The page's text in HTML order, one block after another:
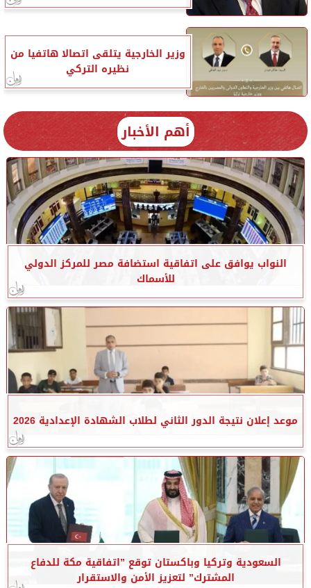
وزير الخارجية يتلقى اتصالا هاتفيا من
نظيره التركي
أهم الأخبار
النواب يوافق على اتفاقية استضافة مصر للمركز الدولي
للأسماك
موعد إعلان نتيجة الدور الثاني لطلاب الشهادة الإعدادية 2026
السعودية وتركيا وباكستان توقع ”اتفاقية مكة للدفاع
المشترك” لتعزيز الأمن والاستقرار